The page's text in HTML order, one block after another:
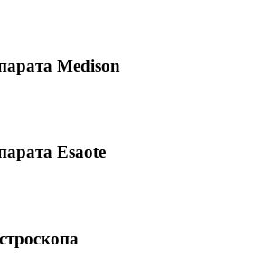
Medison
Esaote